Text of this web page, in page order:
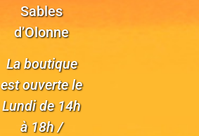
Sables
d’Olonne
La boutique
est ouverte le
Lundi de 14h
à 18h /